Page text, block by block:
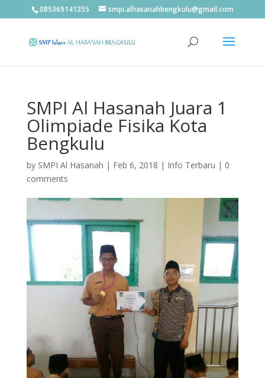
085369141355 smpi.alhasanahbengkulu@gmail.com
SMPI Al Hasanah Juara 1
Olimpiade Fisika Kota
Bengkulu
by SMPI Al Hasanah | Feb 6, 2018 | Info Terbaru | 0
comments